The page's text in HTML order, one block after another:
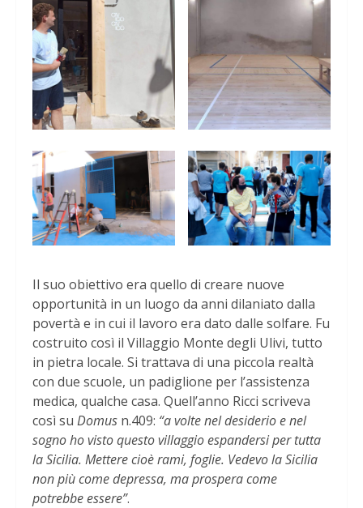
Il suo obiettivo era quello di creare nuove
opportunità in un luogo da anni dilaniato dalla
povertà e in cui il lavoro era dato dalle solfare. Fu
costruito così il Villaggio Monte degli Ulivi, tutto
in pietra locale. Si trattava di una piccola realtà
con due scuole, un padiglione per l’assistenza
medica, qualche casa. Quell’anno Ricci scriveva
così su Domus n.409: “a volte nel desiderio e nel
sogno ho visto questo villaggio espandersi per tutta
la Sicilia. Mettere cioè rami, foglie. Vedevo la Sicilia
non più come depressa, ma prospera come
potrebbe essere”.